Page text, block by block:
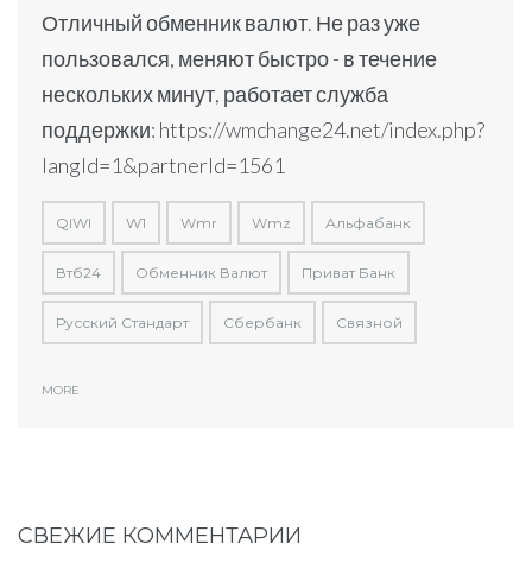
Отличный обменник валют. Не раз уже
пользовался, меняют быстро - в течение
нескольких минут, работает служба
поддержки: https://wmchange24.net/index.php?
langId=1&partnerId=1561
QIWI W1 Wmr Wmz Альфабанк
Втб24 Обменник Валют Приват Банк
Русский Стандарт Сбербанк Связной
MORE
СВЕЖИЕ КОММЕНТАРИИ